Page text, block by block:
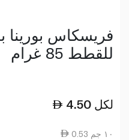
فريسكاس
للقطط 85 غرام
4.50 لكل
0.53 ١٠ جم